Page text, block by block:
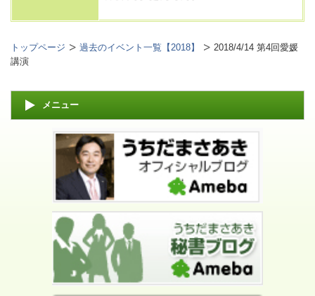
トップページ 過去のイベント一覧【2018】
2018/4/14 第4回愛媛
講演
メニュー